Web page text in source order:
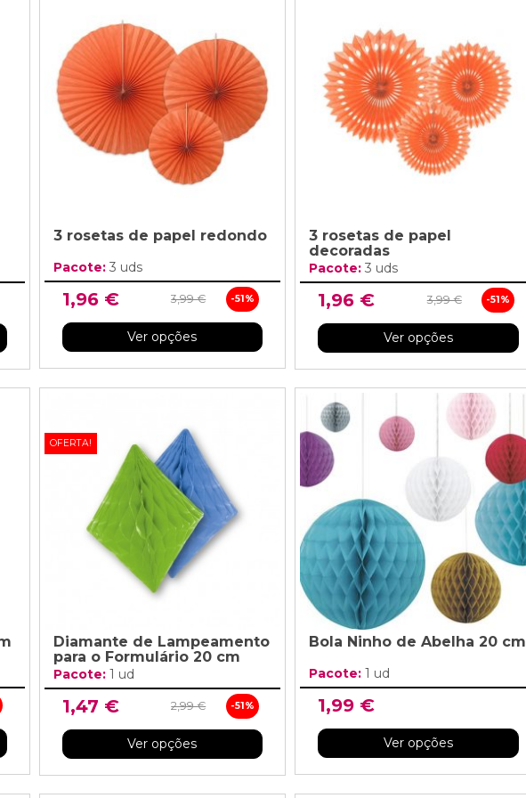
3 rosetas de papel redondo
Pacote: 3 uds
1,96 € 3,99 € -51%
Ver opções
3 rosetas de papel
decoradas
Pacote: 3 uds
1,96 € 3,99 € -51%
Ver opções
OFERTA!
Diamante de Lampeamento
para o Formulário 20 cm
Pacote: 1 ud
1,47 € 2,99 € -51%
Ver opções
Bola Ninho de Abelha 20 cm
Pacote: 1 ud
1,99 €
Ver opções